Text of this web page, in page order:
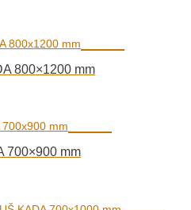
800×1200 mm
700×900 mm